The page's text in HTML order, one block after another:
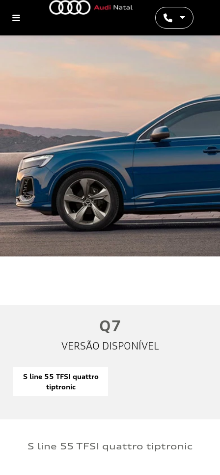
Preferência de contato:
Whatsapp Telefone Email
Li e aceito a Política de Privacidade
e concordo em receber
comunicações da concessionária.
Q7
VERSÃO DISPONÍVEL
S line 55 TFSI quattro
tiptronic
S line 55 TFSI quattro tiptronic